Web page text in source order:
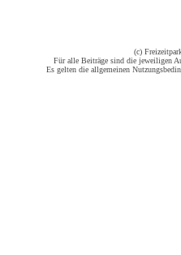
(c)
Für alle Beiträge sind die jeweiligen
Es gelten die allgemeinen